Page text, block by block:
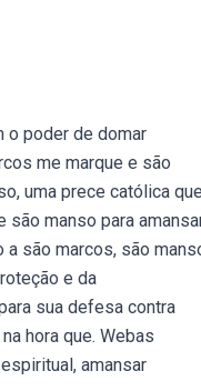
o poder de domar
me marque e são
uma prece católica que
manso para
são marcos, são
e da
sua defesa contra
hora que. Webas
amansar